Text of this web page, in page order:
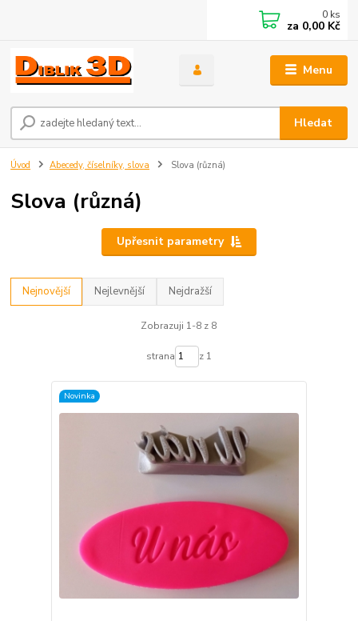
Menu
Hledat
0 ks
za 0,00 Kč
Úvod Abecedy, číselníky, slova Slova (různá)
Slova (různá)
Upřesnit parametry
Nejnovější Nejlevnější Nejdražší
Zobrazuji 1-8 z 8
strana z 1
Novinka